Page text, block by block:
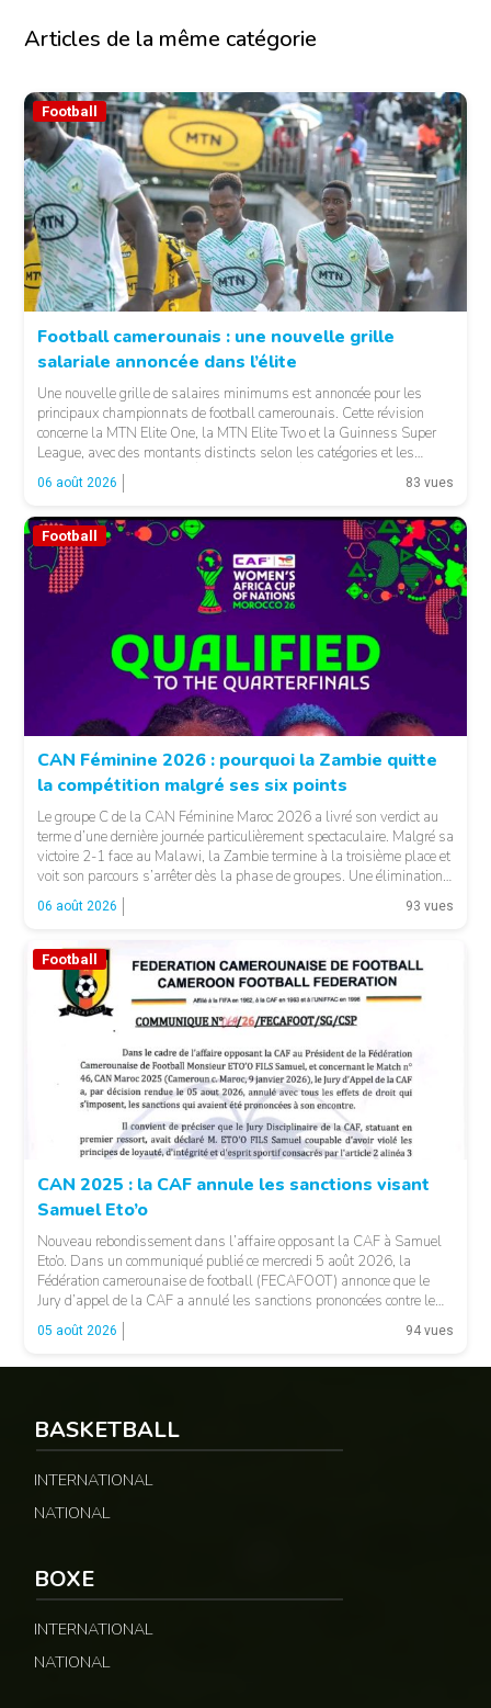
Articles de la même catégorie
Football
Football camerounais : une nouvelle grille
salariale annoncée dans l’élite
Une nouvelle grille de salaires minimums est annoncée pour les
principaux championnats de football camerounais. Cette révision
concerne la MTN Elite One, la MTN Elite Two et la Guinness Super
League, avec des montants distincts selon les catégories et les
fonctions. LA SUITE APRÈS LA PUBLICITÉ Selon les informations
relayées par Allez Les Lions, […]
06 août 2026 83 vues
Football
CAN Féminine 2026 : pourquoi la Zambie quitte
la compétition malgré ses six points
Le groupe C de la CAN Féminine Maroc 2026 a livré son verdict au
terme d’une dernière journée particulièrement spectaculaire. Malgré sa
victoire 2-1 face au Malawi, la Zambie termine à la troisième place et
voit son parcours s’arrêter dès la phase de groupes. Une élimination
qui peut surprendre au regard du classement général : […]
06 août 2026 93 vues
Football
CAN 2025 : la CAF annule les sanctions visant
Samuel Eto’o
Nouveau rebondissement dans l’affaire opposant la CAF à Samuel
Eto’o. Dans un communiqué publié ce mercredi 5 août 2026, la
Fédération camerounaise de football (FECAFOOT) annonce que le
Jury d’appel de la CAF a annulé les sanctions prononcées contre le
président de la fédération camerounaise. Le dossier concernait les
incidents survenus lors du match Cameroun-Maroc […]
05 août 2026 94 vues
BASKETBALL
INTERNATIONAL
NATIONAL
BOXE
INTERNATIONAL
NATIONAL